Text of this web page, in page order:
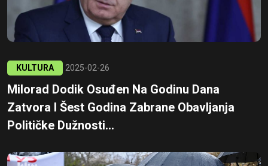
KULTURA 2025-02-26
Milorad Dodik Osuđen Na Godinu Dana
Zatvora I Šest Godina Zabrane Obavljanja
Političke Dužnosti...